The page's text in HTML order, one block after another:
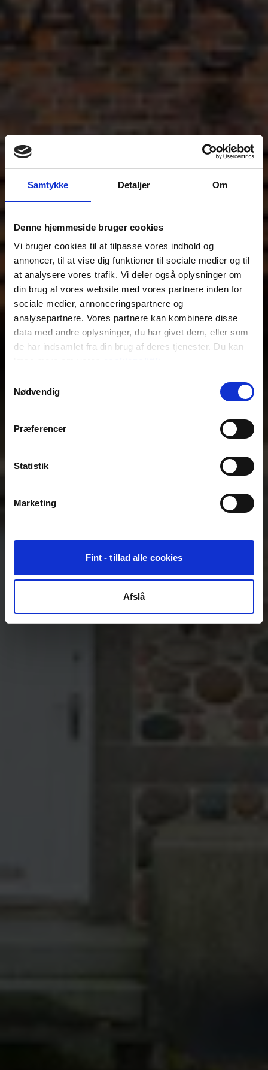
Samtykke Detaljer Om
Denne hjemmeside bruger cookies
Vi bruger cookies til at tilpasse vores indhold og
annoncer, til at vise dig funktioner til sociale medier og til
at analysere vores trafik. Vi deler også oplysninger om
din brug af vores website med vores partnere inden for
sociale medier, annonceringspartnere og
analysepartnere. Vores partnere kan kombinere disse
data med andre oplysninger, du har givet dem, eller som
de har indsamlet fra din brug af deres tjenester. Du kan
Nødvendig
Præferencer
Statistik
Marketing
Fint - tillad alle cookies
Afslå